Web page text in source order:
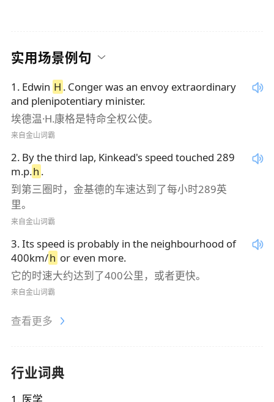
实用场景例句
1 . Edwin H . Conger was an envoy extraordinary
and plenipotentiary minister.
埃德温·H.康格是特命全权公使。
来自金山词霸
2. By the third lap, Kinkead's speed touched 289
m.p.h .
到第三圈时，金基德的车速达到了每小时289英
里。
来自金山词霸
3.Its speed is probably in the neighbourhood of
400km/h or even more.
它的时速大约达到了400公里，或者更快。
来自金山词霸
查看更多
行业词典